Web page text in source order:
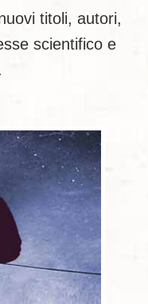
titoli, autori,
scientifico e